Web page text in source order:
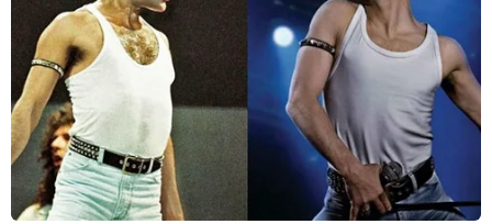
¿Desde cuándo la inician?
Empezamos la siguiente semana. A ver qué pasa.
Por su parte, Jean Paul Santa María se ha mostrado
renuente a tocar el tema y solo nos comentó: “Ya todo se
dijo, los dos estamos tranquilos y nuestros hijos bien”,